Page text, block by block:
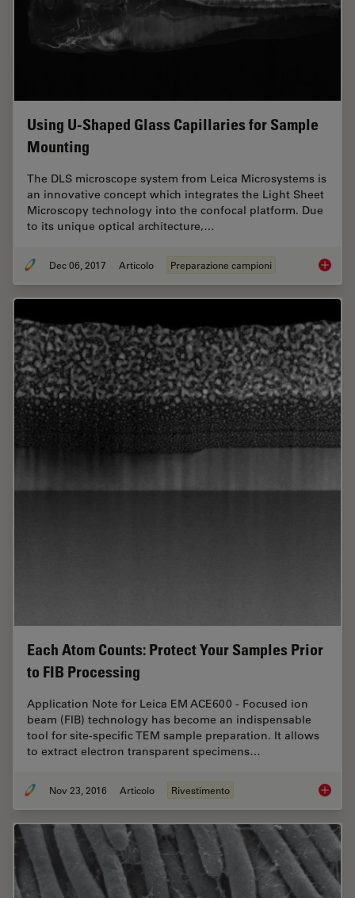
Using U-Shaped Glass Capillaries for Sample
Mounting
The DLS microscope system from Leica Microsystems is
an innovative concept which integrates the Light Sheet
Microscopy technology into the confocal platform. Due
to its unique optical architecture,…
Dec 06, 2017 Articolo Preparazione campioni Using
Each Atom Counts: Protect Your Samples Prior
to FIB Processing
Application Note for Leica EM ACE600 - Focused ion
beam (FIB) technology has become an indispensable
tool for site-specific TEM sample preparation. It allows
to extract electron transparent specimens…
Nov 23, 2016 Articolo Rivestimento Each